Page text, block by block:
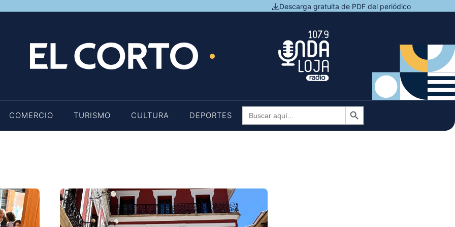
Descarga gratuita de PDF del periódico
COMERCIO TURISMO CULTURA DEPORTES
Buscar: Botón de búsqueda